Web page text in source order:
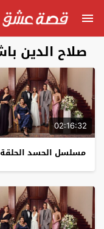
صلاح الدين
02:16:32
مسلسل الحسد الحلقة 27